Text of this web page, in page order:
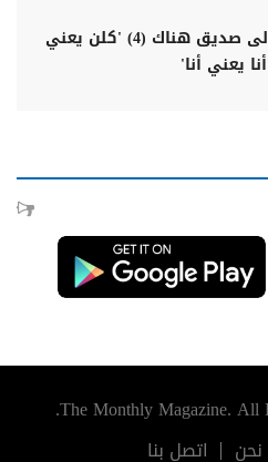
رسائل إلى صديق هناك (4) 'كلن يعني
يعني أنا'
اتصل بنا